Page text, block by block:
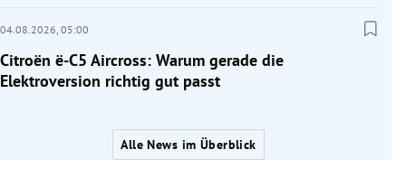
04.08.2026, 05:00
Citroën ë-C5 Aircross: Warum gerade die
Elektroversion richtig gut passt
Alle News im Überblick